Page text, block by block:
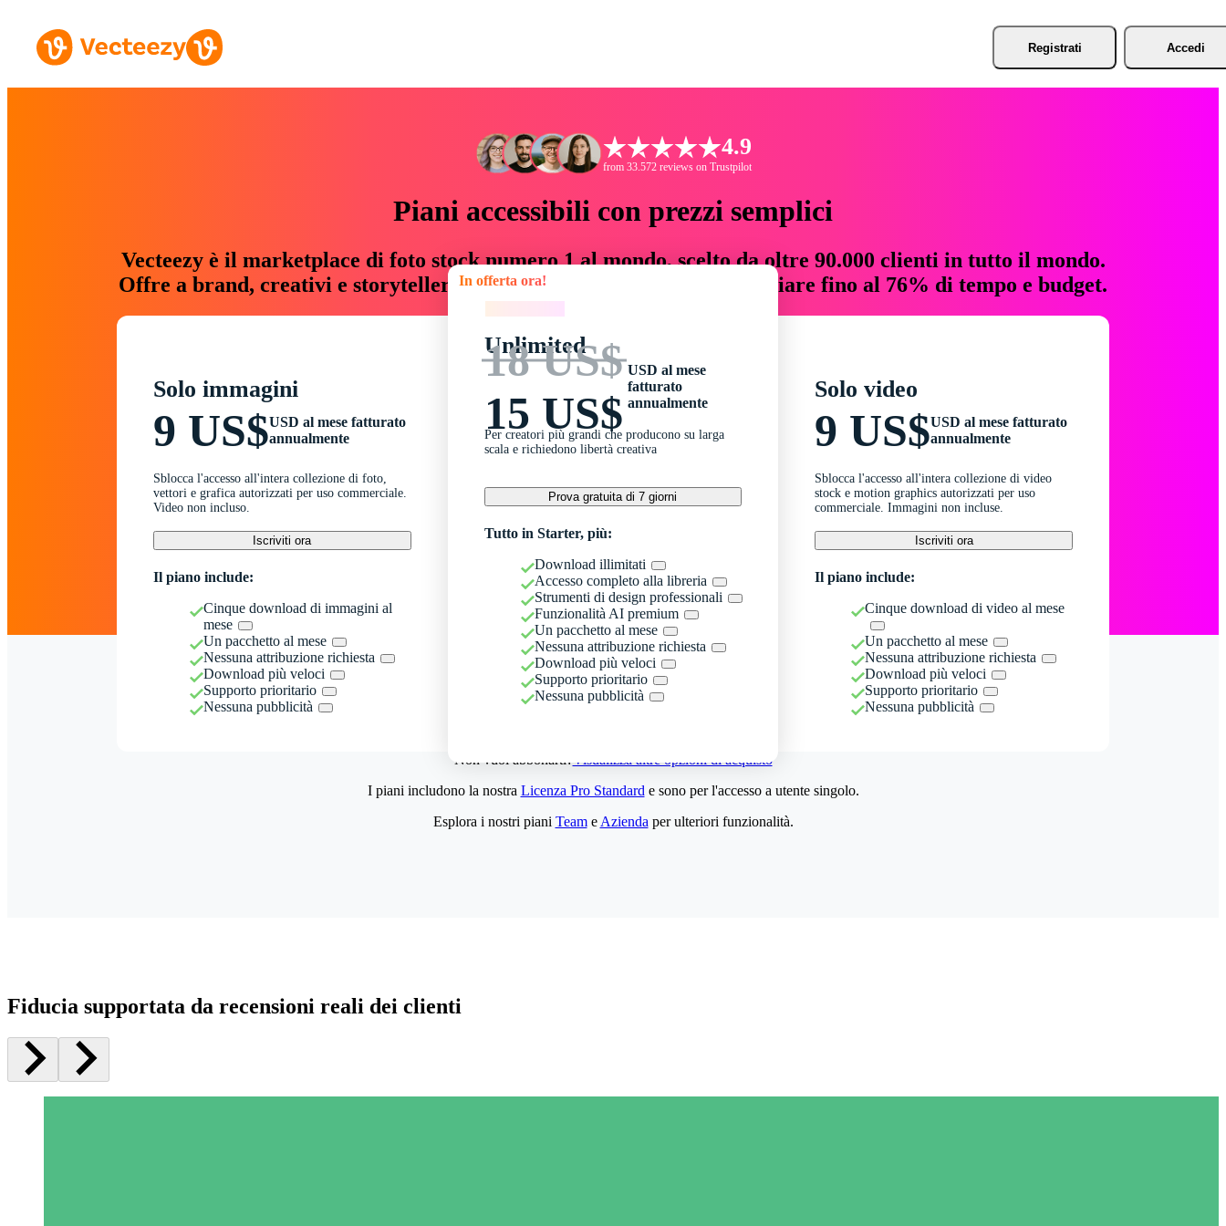
Registrati Accedi
4.9
from 33.572 reviews on Trustpilot
Piani accessibili con prezzi semplici
Vecteezy è il marketplace di foto stock numero 1 al mondo, scelto da oltre 90.000 clienti in tutto il mondo.
Offre a brand, creativi e storyteller risorse creative che fanno risparmiare fino al 76% di tempo e budget.
Solo immagini
9 US$USD al mese fatturato
annualmente
Sblocca l'accesso all'intera collezione di foto,
vettori e grafica autorizzati per uso commerciale.
Video non incluso.
Iscriviti ora
Il piano include:
Cinque download di immagini al
mese
Un pacchetto al mese
Nessuna attribuzione richiesta
Download più veloci
Supporto prioritario
Nessuna pubblicità
In offerta ora!
Unlimited
18 US$
15 US$
USD al mese
fatturato
annualmente
Per creatori più grandi che producono su larga
scala e richiedono libertà creativa
Prova gratuita di 7 giorni
Tutto in Starter, più:
Download illimitati
Accesso completo alla libreria
Strumenti di design professionali
Funzionalità AI premium
Un pacchetto al mese
Nessuna attribuzione richiesta
Download più veloci
Supporto prioritario
Nessuna pubblicità
Solo video
9 US$USD al mese fatturato
annualmente
Sblocca l'accesso all'intera collezione di video
stock e motion graphics autorizzati per uso
commerciale. Immagini non incluse.
Iscriviti ora
Il piano include:
Cinque download di video al mese
Un pacchetto al mese
Nessuna attribuzione richiesta
Download più veloci
Supporto prioritario
Nessuna pubblicità
Non vuoi abbonarti?Visualizza altre opzioni di acquisto
I piani includono la nostra Licenza Pro Standard e sono per l'accesso a utente singolo.
Esplora i nostri piani Teame Azienda per ulteriori funzionalità.
Fiducia supportata da recensioni reali dei clienti